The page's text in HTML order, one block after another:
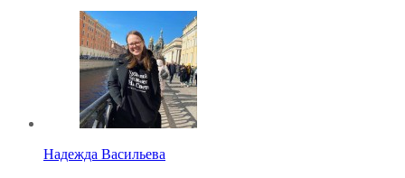
Надежда Васильева